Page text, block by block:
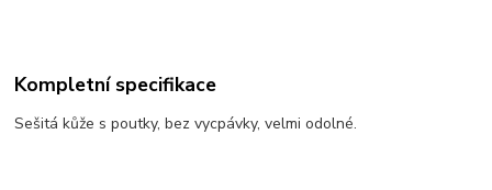
Kompletní specifikace
Sešitá kůže s poutky, bez vycpávky, velmi odolné.